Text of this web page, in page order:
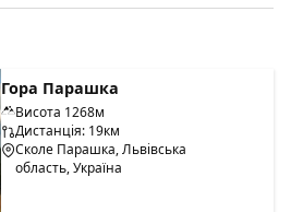
Гора Парашка
Висота 1268м
Дистанція: 19км
Сколе Парашка, Львівська
область, Україна